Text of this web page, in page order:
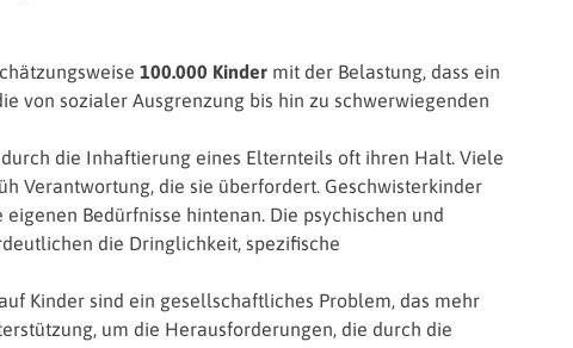
100.000 Kinder mit der Belastung, dass ein
von sozialer Ausgrenzung bis hin zu schwerwiegenden
die Inhaftierung eines Elternteils oft ihren Halt. Viele
Verantwortung, die sie überfordert. Geschwisterkinder
Bedürfnisse hintenan. Die psychischen und
die Dringlichkeit, spezifische
Kinder sind ein gesellschaftliches Problem, das mehr
um die Herausforderungen, die durch die